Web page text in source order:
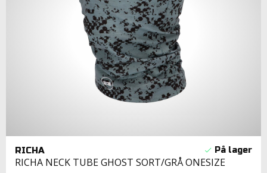
RICHA
RICHA NECK TUBE GHOST SORT/GRÅ ONESIZE